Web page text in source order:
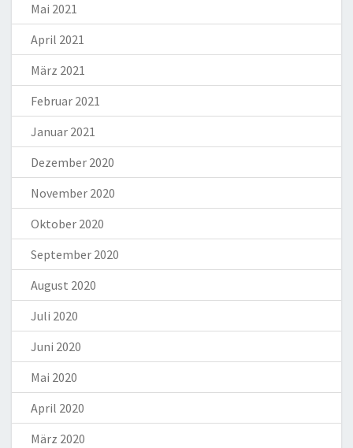
Mai 2021
April 2021
März 2021
Februar 2021
Januar 2021
Dezember 2020
November 2020
Oktober 2020
September 2020
August 2020
Juli 2020
Juni 2020
Mai 2020
April 2020
März 2020